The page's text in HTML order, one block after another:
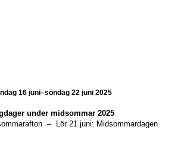
16 juni–söndag 22 juni 2025
under midsommar 2025
– Lör 21 juni: Midsommardagen